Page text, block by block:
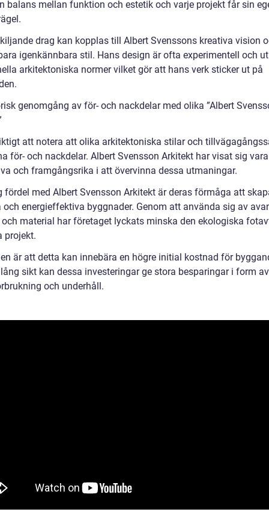
balans mellan funktion och estetik och varje projekt får sin
drag kan kopplas till Albert Svenssons kreativa vision
igenkännbara stil. Hans design är ofta experimentell och
arkitektoniska normer vilket gör att hans verk sticker ut på
genomgång av för- och nackdelar med olika ”Albert
att notera att olika arkitektoniska stilar och
för- och nackdelar. Albert Svensson Arkitekt har visat sig vara
och framgångsrika i att övervinna dessa utmaningar.
fördel med Albert Svensson Arkitekt är deras förmåga att
och energieffektiva byggnader. Genom att använda sig av
och material har företaget lyckats minska den ekologiska
projekt.
är att detta kan innebära en högre initial kostnad för
sikt kan dessa investeringar ge stora besparingar i form av
och underhåll.